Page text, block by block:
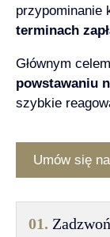
przypominanie
terminach
Głównym
powstawaniu
szybkie
Umów się
01.